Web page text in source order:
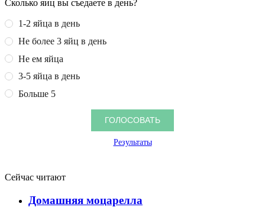
Сколько яиц вы съедаете в день?
1-2 яйца в день
Не более 3 яйц в день
Не ем яйца
3-5 яйца в день
Больше 5
Результаты
Сейчас читают
Домашняя моцарелла